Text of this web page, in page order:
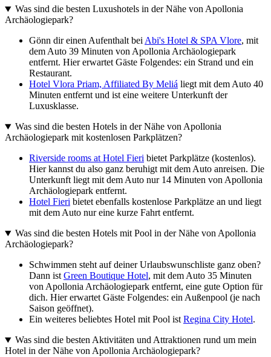
Was sind die besten Luxushotels in der Nähe von Apollonia
Archäologiepark?
Gönn dir einen Aufenthalt beiAbi's Hotel & SPA Vlore, mit
dem Auto 39 Minuten von Apollonia Archäologiepark
entfernt. Hier erwartet Gäste Folgendes: ein Strand und ein
Restaurant.
Hotel Vlora Priam, Affiliated By Meliá liegt mit dem Auto 40
Minuten entfernt und ist eine weitere Unterkunft der
Luxusklasse.
Was sind die besten Hotels in der Nähe von Apollonia
Archäologiepark mit kostenlosen Parkplätzen?
Riverside rooms at Hotel Fieri bietet Parkplätze (kostenlos).
Hier kannst du also ganz beruhigt mit dem Auto anreisen. Die
Unterkunft liegt mit dem Auto nur 14 Minuten von Apollonia
Archäologiepark entfernt.
Hotel Fieri bietet ebenfalls kostenlose Parkplätze an und liegt
mit dem Auto nur eine kurze Fahrt entfernt.
Was sind die besten Hotels mit Pool in der Nähe von Apollonia
Archäologiepark?
Schwimmen steht auf deiner Urlaubswunschliste ganz oben?
Dann istGreen Boutique Hotel, mit dem Auto 35 Minuten
von Apollonia Archäologiepark entfernt, eine gute Option für
dich. Hier erwartet Gäste Folgendes: ein Außenpool (je nach
Saison geöffnet).
Ein weiteres beliebtes Hotel mit Pool istRegina City Hotel.
Was sind die besten Aktivitäten und Attraktionen rund um mein
Hotel in der Nähe von Apollonia Archäologiepark?